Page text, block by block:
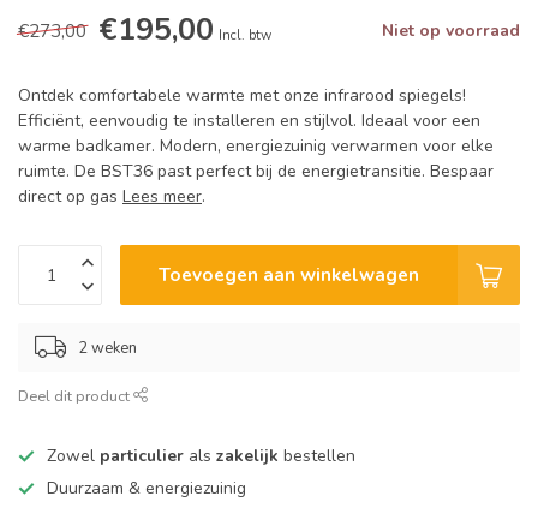
€273,00 €195,00 Incl. btw Niet op voorraad
Ontdek comfortabele warmte met onze infrarood spiegels!
Efficiënt, eenvoudig te installeren en stijlvol. Ideaal voor een
warme badkamer. Modern, energiezuinig verwarmen voor elke
ruimte. De BST36 past perfect bij de energietransitie. Bespaar
direct op gas Lees meer.
Toevoegen aan winkelwagen
2 weken
Deel dit product
Zowel particulier als zakelijk bestellen
Duurzaam & energiezuinig